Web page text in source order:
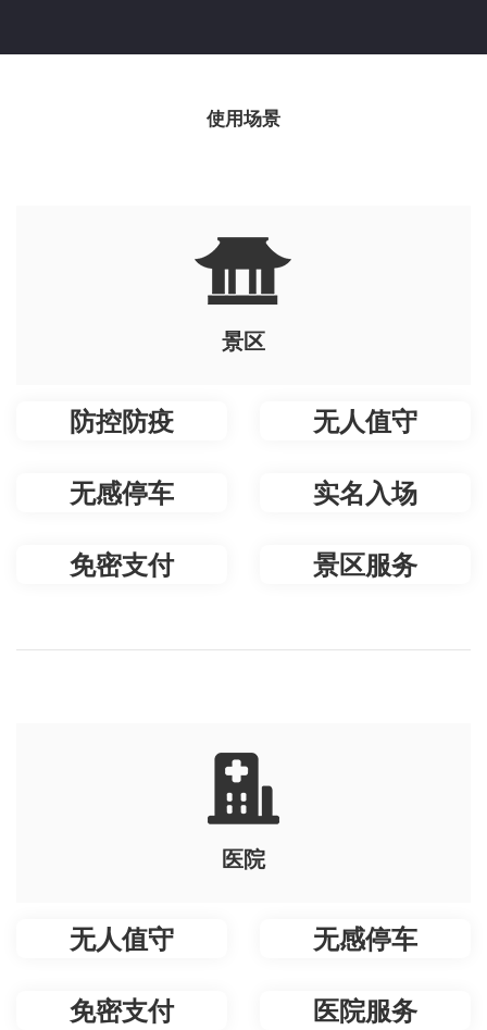
使用场景
景区
防控防疫
无人值守
无感停车
实名入场
免密支付
景区服务
医院
无人值守
无感停车
免密支付
医院服务